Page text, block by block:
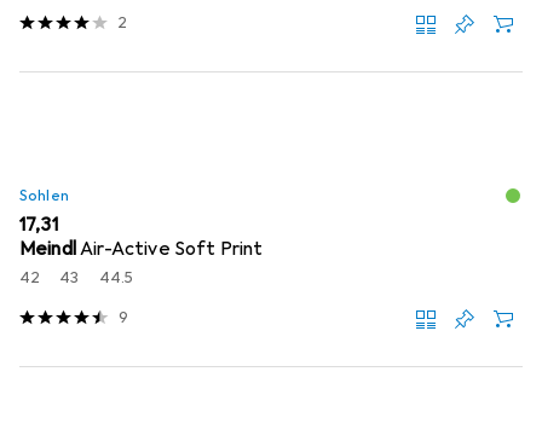
2
Sohlen
EUR
17,31
MeindlAir-Active Soft Print
42 43 44.5
9